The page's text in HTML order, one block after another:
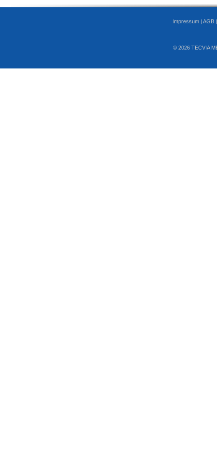
Impressum | AGB
© 2026 TECVIA